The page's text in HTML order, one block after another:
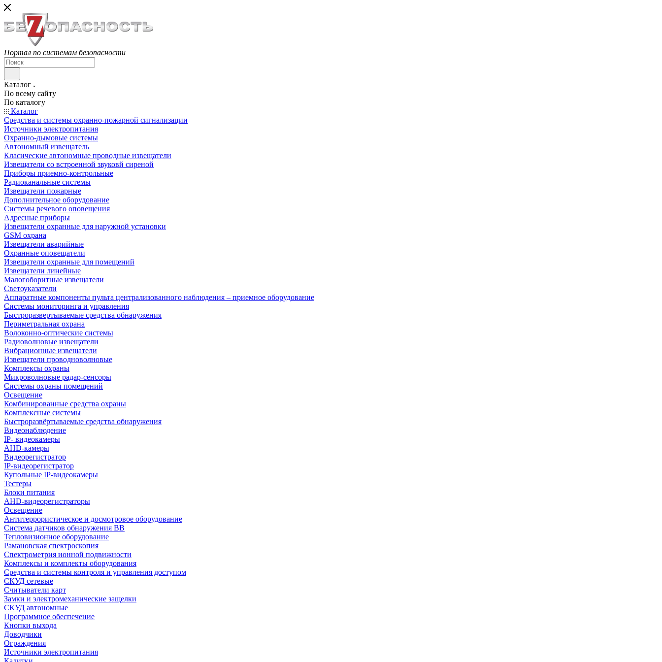
Портал по системам безопасности
Каталог
По всему сайту
По каталогу
Каталог
Средства и системы охранно-пожарной сигнализации
Источники электропитания
Охранно-дымовые системы
Автономный извещатель
Класические автономные проводные извещатели
Извещатели со встроенной звуковй сиреной
Приборы приемно-контрольные
Радиоканальные системы
Извещатели пожарные
Дополнительное оборудование
Системы речевого оповещения
Адресные приборы
Извещатели охранные для наружной установки
GSM охрана
Извещатели аварийные
Охранные оповещатели
Извещатели охранные для помещений
Извещатели линейные
Малогоборитные извещатели
Светоуказатели
Аппаратные компоненты пульта централизованного наблюдения – приемное оборудование
Системы мониторинга и управления
Быстроразвертываемые средства обнаружения
Периметральная охрана
Волоконно-оптические системы
Радиоволновые извещатели
Вибрационные извещатели
Извещатели проводноволновые
Комплексы охраны
Микроволновые радар-сенсоры
Системы охраны помещений
Освещение
Комбинированные средства охраны
Комплексные системы
Быстроразвёртываемые средства обнаружения
Видеонаблюдение
IP- видеокамеры
AHD-камеры
Видеорегистратор
IP-видеорегистратор
Купольные IP-видеокамеры
Тестеры
Блоки питания
AHD-видеорегистраторы
Освещение
Антитеррористическое и досмотровое оборудование
Cистема датчиков обнаружения ВВ
Тепловизионное оборудование
Рамановская спектроскопия
Спектрометрия ионной подвижности
Комплексы и комплекты оборудования
Средства и системы контроля и управления доступом
СКУД сетевые
Считыватели карт
Замки и электромеханические защелки
СКУД автономные
Программное обеспечение
Кнопки выхода
Доводчики
Ограждения
Источники электропитания